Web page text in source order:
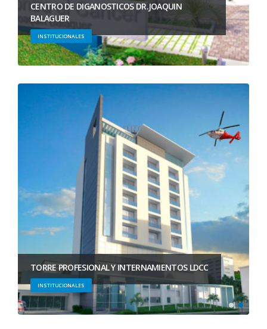
CENTRO DE DIGANOSTICOS DR.JOAQUIN
BALAGUER
INSTITUCIONALES
TORRE PROFESIONAL Y INTERNAMIENTOS LDCC
INSTITUCIONALES